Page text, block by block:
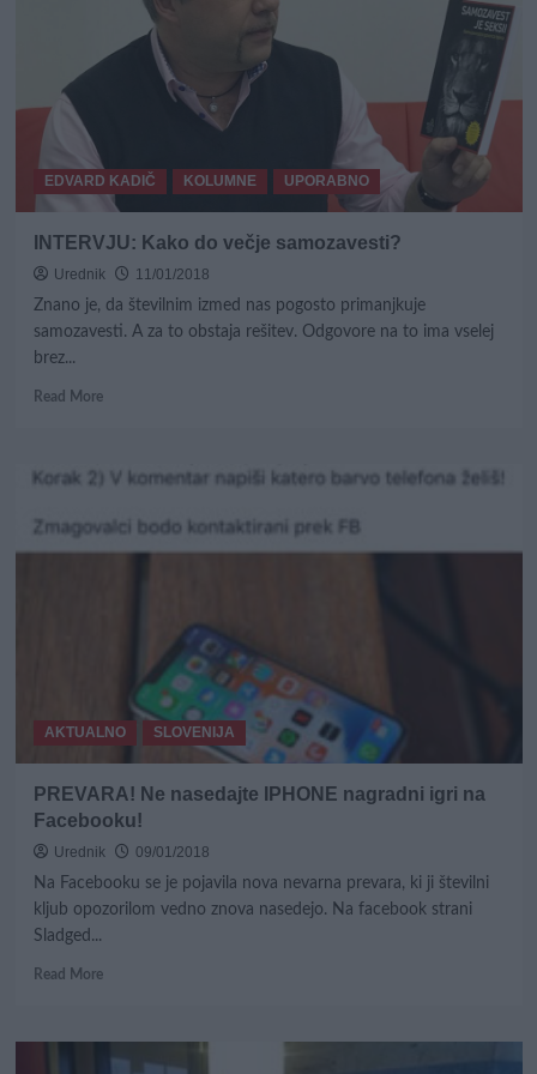
avto
EDVARD KADIČ KOLUMNE UPORABNO
INTERVJU: Kako do večje samozavesti?
Urednik
11/01/2018
Znano je, da številnim izmed nas pogosto primanjkuje
samozavesti. A za to obstaja rešitev. Odgovore na to ima vselej
brez...
Read MoreRead
Kako
večje
samozavesti?
AKTUALNO SLOVENIJA
PREVARA! Ne nasedajte IPHONE nagradni igri na
Facebooku!
Urednik
09/01/2018
Na Facebooku se je pojavila nova nevarna prevara, ki ji številni
kljub opozorilom vedno znova nasedejo. Na facebook strani
Sladged...
Read MoreRead
PREVARA!
Ne